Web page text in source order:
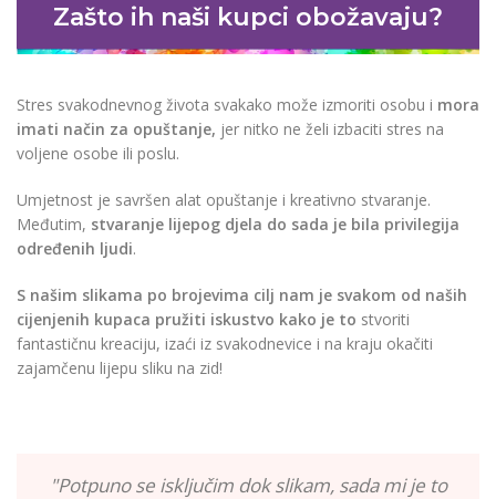
Zašto ih naši kupci obožavaju?
Stres svakodnevnog života svakako može izmoriti osobu i mora
imati način za opuštanje, jer nitko ne želi izbaciti stres na
voljene osobe ili poslu.
Umjetnost je savršen alat opuštanje i kreativno stvaranje.
Međutim, stvaranje lijepog djela do sada je bila privilegija
određenih ljudi.
S našim slikama po brojevima cilj nam je svakom od naših
cijenjenih kupaca pružiti iskustvo kako je to stvoriti
fantastičnu kreaciju, izaći iz svakodnevice i na kraju okačiti
zajamčenu lijepu sliku na zid!
"Potpuno se isključim dok slikam, sada mi je to